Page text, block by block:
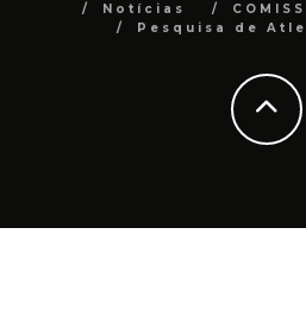
Notícias
Pesquisa de